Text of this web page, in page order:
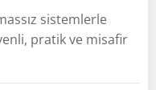
sistemlerle
pratik ve misafir